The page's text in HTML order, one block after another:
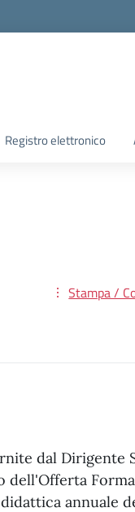
Registro elettronico
Stampa /
dal
annuale